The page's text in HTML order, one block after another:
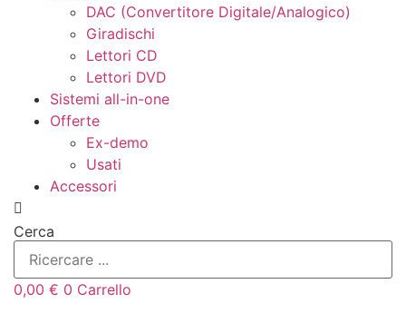
DAC (Convertitore Digitale/Analogico)
Giradischi
Lettori CD
Lettori DVD
Sistemi all-in-one
Offerte
Ex-demo
Usati
Accessori
Cerca
0,00 € 0 Carrello